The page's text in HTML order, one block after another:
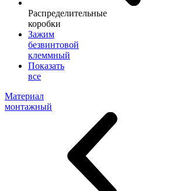
Распределительные
коробки
Зажим
безвинтовой
клеммный
Показать
все
Материал
монтажный